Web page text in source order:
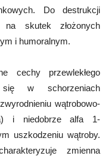
Do destrukcji
na skutek złożonych
i humoralnym.
cechy przewlekłego
w schorzeniach
wątrobowo-
i niedobrze alfa 1-
uszkodzeniu wątroby.
zmienna